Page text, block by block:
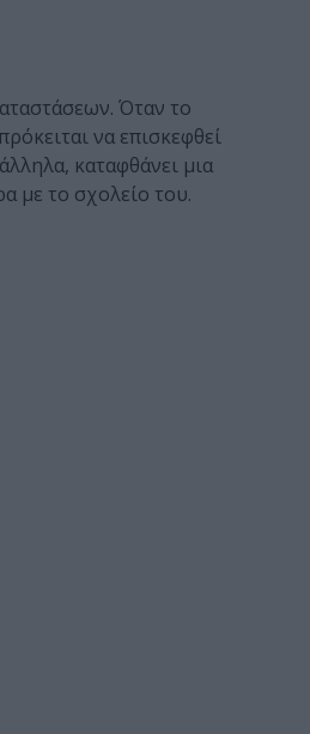
Όταν το
να επισκεφθεί
καταφθάνει μια
με το σχολείο του.